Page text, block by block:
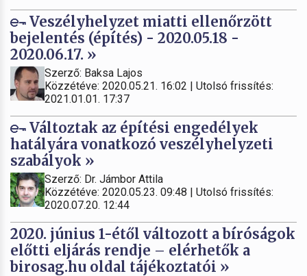
Veszélyhelyzet miatti ellenőrzött
bejelentés (építés) - 2020.05.18 -
2020.06.17. »
Szerző: Baksa Lajos
Közzétéve: 2020.05.21. 16:02 | Utolsó frissítés:
2021.01.01. 17:37
Változtak az építési engedélyek
hatályára vonatkozó veszélyhelyzeti
szabályok »
Szerző: Dr. Jámbor Attila
Közzétéve: 2020.05.23. 09:48 | Utolsó frissítés:
2020.07.20. 12:44
2020. június 1-étől változott a bíróságok
előtti eljárás rendje – elérhetők a
birosag.hu oldal tájékoztatói »